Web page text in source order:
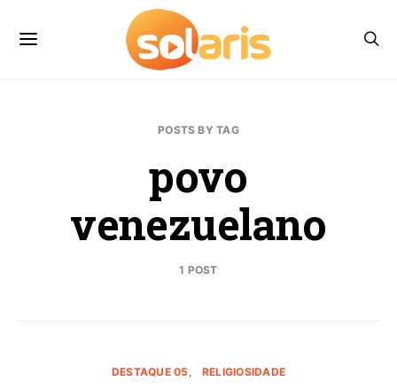
POSTS BY TAG
povo
venezuelano
1 POST
DESTAQUE 05 RELIGIOSIDADE